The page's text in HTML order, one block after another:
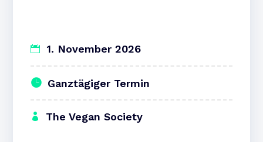
1. November 2026
Ganztägiger Termin
The Vegan Society